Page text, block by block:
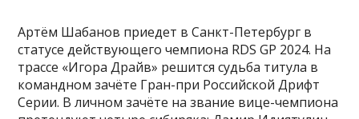
Артём Шабанов приедет в Санкт-Петербург в
статусе действующего чемпиона RDS GP 2024. На
трассе «Игора Драйв» решится судьба титула в
командном зачёте Гран-при Российской Дрифт
Серии. В личном зачёте на звание вице-чемпиона